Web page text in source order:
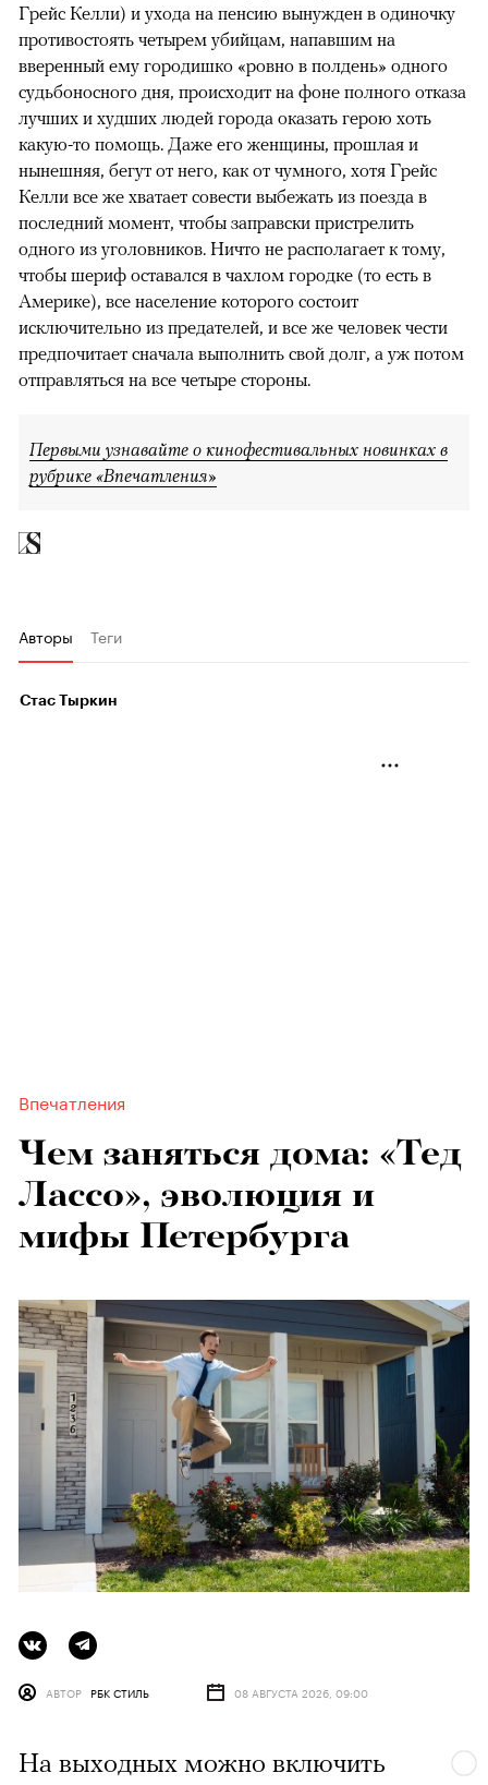
Грейс Келли) и ухода на пенсию вынужден в одиночку
противостоять четырем убийцам, напавшим на
вверенный ему городишко «ровно в полдень» одного
судьбоносного дня, происходит на фоне полного отказа
лучших и худших людей города оказать герою хоть
какую-то помощь. Даже его женщины, прошлая и
нынешняя, бегут от него, как от чумного, хотя Грейс
Келли все же хватает совести выбежать из поезда в
последний момент, чтобы заправски пристрелить
одного из уголовников. Ничто не располагает к тому,
чтобы шериф оставался в чахлом городке (то есть в
Америке), все население которого состоит
исключительно из предателей, и все же человек чести
предпочитает сначала выполнить свой долг, а уж потом
отправляться на все четыре стороны.
Первыми узнавайте о кинофестивальных новинках в
рубрике «Впечатления»
Авторы Теги
Стас Тыркин
Впечатления
Чем заняться дома: «Тед
Лассо», эволюция и
мифы Петербурга
АВТОР РБК СТИЛЬ 08 АВГУСТА 2026, 09:00
На выходных можно включить